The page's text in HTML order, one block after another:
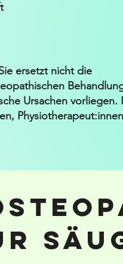
ersetzt nicht die
Ursachen vorliegen.